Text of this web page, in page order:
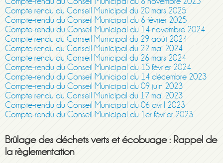
Compte rendu du Conseil Municipal du 20 mars 2025
Compte-rendu du Conseil Municipal du 6 février 2025
Compte-rendu du Conseil Municipal du 14 novembre 2024
Compte rendu du Conseil Municipal du 29 août 2024
Compte rendu du Conseil Municipal du 22 mai 2024
Compte rendu du Conseil Municipal du 26 mars 2024
Compte-rendu du Conseil Municipal du 15 février 2024
Compte-rendu du Conseil Municipal du 14 décembre 2023
Compte-rendu du Conseil Municipal du 09 juin 2023
Compte rendu du Conseil Municipal du 17 mai 2023
Compte-rendu du Conseil Municipal du 06 avril 2023
Compte-rendu du Conseil Municipal du 1er février 2023
Brûlage des déchets verts et écobuage : Rappel de
la règlementation